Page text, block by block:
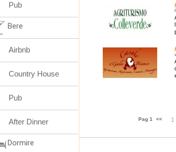
Pag 1 << 1
Pub
Bere
Airbnb
Country House
Pub
After Dinner
Dormire